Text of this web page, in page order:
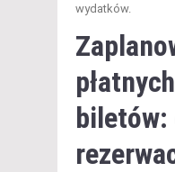
wydatków.
biletów: